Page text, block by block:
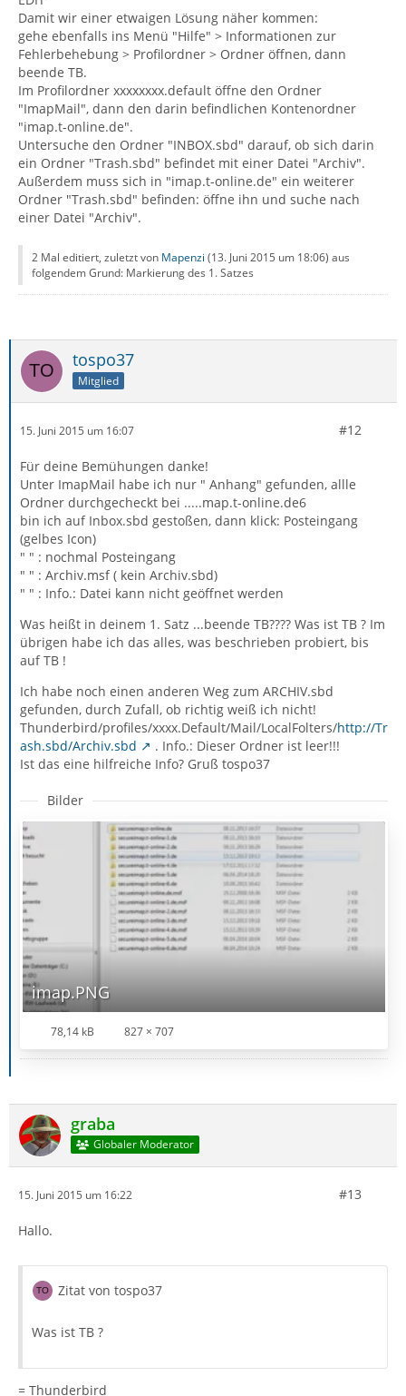
Damit wir einer etwaigen Lösung näher kommen:
gehe ebenfalls ins Menü "Hilfe" > Informationen zur
Fehlerbehebung > Profilordner > Ordner öffnen, dann
beende TB.
Im Profilordner xxxxxxxx.default öffne den Ordner
"ImapMail", dann den darin befindlichen Kontenordner
"imap.t-online.de".
Untersuche den Ordner "INBOX.sbd" darauf, ob sich darin
ein Ordner "Trash.sbd" befindet mit einer Datei "Archiv".
Außerdem muss sich in "imap.t-online.de" ein weiterer
Ordner "Trash.sbd" befinden: öffne ihn und suche nach
einer Datei "Archiv".
2 Mal editiert, zuletzt von Mapenzi (13. Juni 2015 um 18:06) aus
folgendem Grund: Markierung des 1. Satzes
tospo37
Mitglied
15. Juni 2015 um 16:07 #12
Für deine Bemühungen danke!
Unter ImapMail habe ich nur " Anhang" gefunden, allle
Ordner durchgecheckt bei .....map.t-online.de6
bin ich auf Inbox.sbd gestoßen, dann klick: Posteingang
(gelbes Icon)
" " : nochmal Posteingang
" " : Archiv.msf ( kein Archiv.sbd)
" " : Info.: Datei kann nicht geöffnet werden
Was heißt in deinem 1. Satz ...beende TB???? Was ist TB ? Im
übrigen habe ich das alles, was beschrieben probiert, bis
auf TB !
Ich habe noch einen anderen Weg zum ARCHIV.sbd
gefunden, durch Zufall, ob richtig weiß ich nicht!
Thunderbird/profiles/xxxx.Default/Mail/LocalFolters/http://Tr
ash.sbd/Archiv.sbd
. Info.: Dieser Ordner ist leer!!!
Ist das eine hilfreiche Info? Gruß tospo37
Bilder
imap.PNG
78,14 kB 827 × 707
graba
Globaler Moderator
15. Juni 2015 um 16:22 #13
Hallo.
Zitat von tospo37
Was ist TB ?
= Thunderbird